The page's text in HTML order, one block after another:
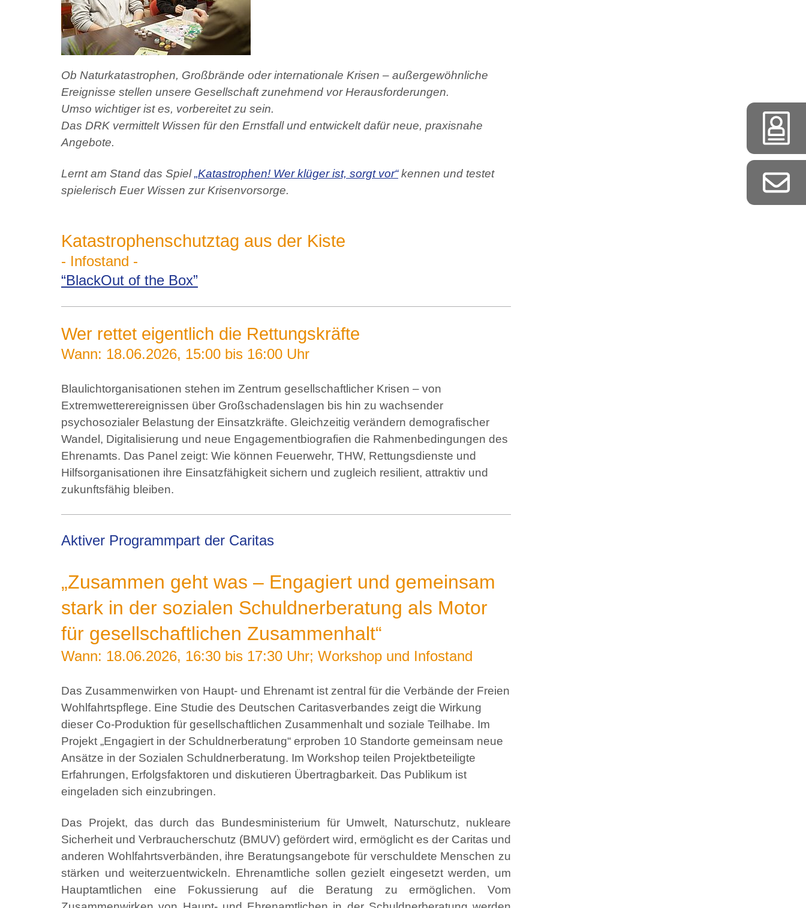
Ob Naturkatastrophen, Großbrände oder internationale Krisen – außergewöhnliche
Ereignisse stellen unsere Gesellschaft zunehmend vor Herausforderungen.
Umso wichtiger ist es, vorbereitet zu sein.
Das DRK vermittelt Wissen für den Ernstfall und entwickelt dafür neue, praxisnahe
Angebote.
Lernt am Stand das Spiel„Katastrophen! Wer klüger ist, sorgt vor“kennen und testet
spielerisch Euer Wissen zur Krisenvorsorge.
Katastrophenschutztag aus der Kiste
- Infostand -
“BlackOut of the Box”
Wer rettet eigentlich die Rettungskräfte
Wann: 18.06.2026, 15:00 bis 16:00 Uhr
Blaulichtorganisationen stehen im Zentrum gesellschaftlicher Krisen – von
Extremwetterereignissen über Großschadenslagen bis hin zu wachsender
psychosozialer Belastung der Einsatzkräfte. Gleichzeitig verändern demografischer
Wandel, Digitalisierung und neue Engagementbiografien die Rahmenbedingungen des
Ehrenamts. Das Panel zeigt: Wie können Feuerwehr, THW, Rettungsdienste und
Hilfsorganisationen ihre Einsatzfähigkeit sichern und zugleich resilient, attraktiv und
zukunftsfähig bleiben.
Aktiver Programmpart der Caritas
„Zusammen geht was – Engagiert und gemeinsam
stark in der sozialen Schuldnerberatung als Motor
für gesellschaftlichen Zusammenhalt“
Wann: 18.06.2026, 16:30 bis 17:30 Uhr; Workshop und Infostand
Das Zusammenwirken von Haupt- und Ehrenamt ist zentral für die Verbände der Freien
Wohlfahrtspflege. Eine Studie des Deutschen Caritasverbandes zeigt die Wirkung
dieser Co-Produktion für gesellschaftlichen Zusammenhalt und soziale Teilhabe. Im
Projekt „Engagiert in der Schuldnerberatung“ erproben 10 Standorte gemeinsam neue
Ansätze in der Sozialen Schuldnerberatung. Im Workshop teilen Projektbeteiligte
Erfahrungen, Erfolgsfaktoren und diskutieren Übertragbarkeit. Das Publikum ist
eingeladen sich einzubringen.
Das Projekt, das durch das Bundesministerium für Umwelt, Naturschutz, nukleare
Sicherheit und Verbraucherschutz (BMUV) gefördert wird, ermöglicht es der Caritas und
anderen Wohlfahrtsverbänden, ihre Beratungsangebote für verschuldete Menschen zu
stärken und weiterzuentwickeln. Ehrenamtliche sollen gezielt eingesetzt werden, um
Hauptamtlichen eine Fokussierung auf die Beratung zu ermöglichen. Vom